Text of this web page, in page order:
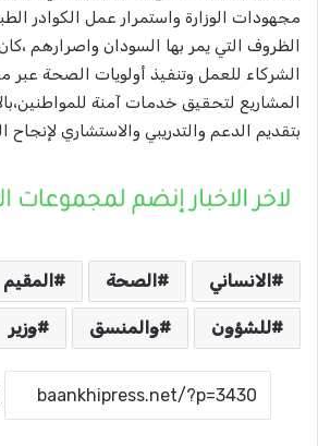
مجهودات الوزارة واستمرار عمل الكوادر
الظروف التي يمر بها السودان واصرارهم
الشركاء للعمل وتنفيذ أولويات الصحة عبر
المشاريع لتحقيق خدمات آمنة
بتقديم الدعم والتدريبي والاستشاري لإنجاح
الانساني الصحة المقيم
للشؤون والمنسق وزير